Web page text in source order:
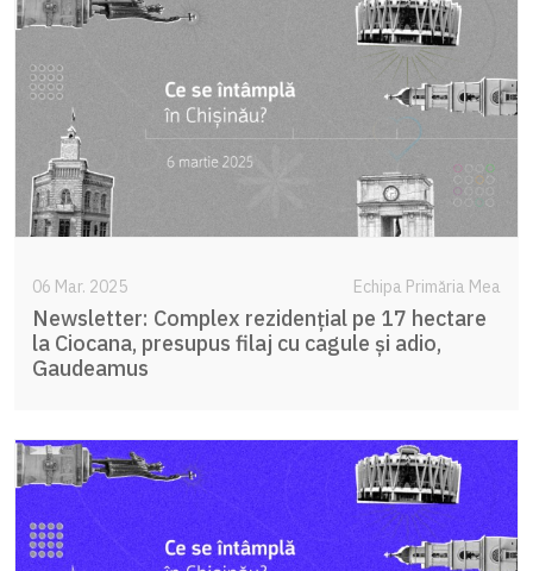
06 Mar. 2025 Echipa Primăria Mea
Newsletter: Complex rezidențial pe 17 hectare
la Ciocana, presupus filaj cu cagule și adio,
Gaudeamus